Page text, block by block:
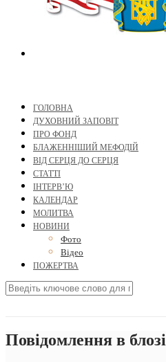
ГОЛОВНА
ДУХОВНИЙ ЗАПОВІТ
ПРО ФОНД
БЛАЖЕННІШИЙ МЕФОДІЙ
ВІД СЕРЦЯ ДО СЕРЦЯ
СТАТТІ
ІНТЕРВ’Ю
КАЛЕНДАР
МОЛИТВА
НОВИНИ
Фото
Відео
ПОЖЕРТВА
Повідомлення в блозі